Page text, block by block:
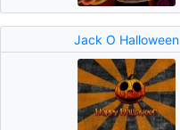
Jack O Halloween